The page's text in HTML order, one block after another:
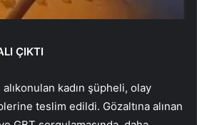
ÇIKTI
kadın şüpheli, olay
teslim edildi. Gözaltına alınan